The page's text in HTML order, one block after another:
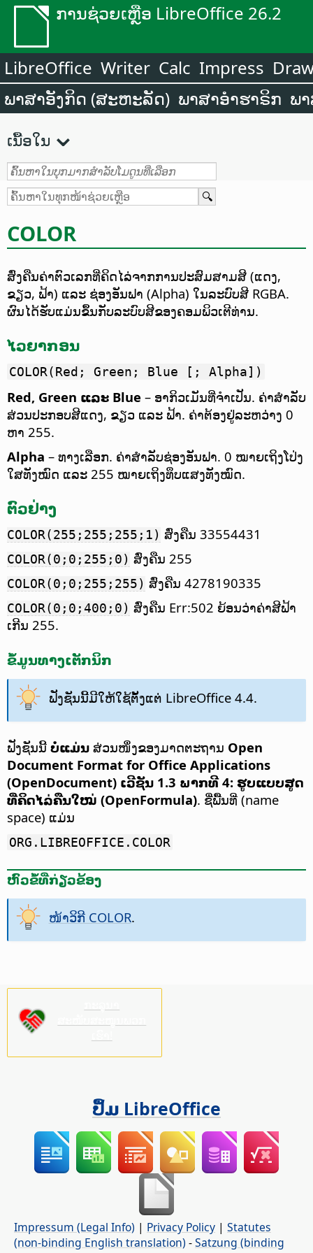
ການຊ່ວຍເຫຼືອ LibreOffice 26.2
LibreOffice Writer Calc Impress
ພາສາອັງກິດ (ສະຫະລັດ) ພາສາອຳຮາຣິກ ພ
ເນື້ອໃນ
COLOR
ສົ່ງຄືນຄ່າຕົວເລກທີ່ຄິດໄລ່ຈາກການປະສົມສາມສີ (ແດງ,
ຂຽວ, ຟ້າ) ແລະ ຊ່ອງອັນຟາ (Alpha) ໃນລະບົບສີ RGBA.
ຜົນໄດ້ຮັບແມ່ນຂຶ້ນກັບລະບົບສີຂອງຄອມພິວເຕີທ່ານ.
ໄວຍາກອນ
COLOR(Red; Green; Blue [; Alpha])
Red, Green ແລະ Blue – ອາກິວເມັນທີ່ຈຳເປັນ. ຄ່າສຳລັບ
ສ່ວນປະກອບສີແດງ, ຂຽວ ແລະ ຟ້າ. ຄ່າຕ້ອງຢູ່ລະຫວ່າງ 0
ຫາ 255.
Alpha – ທາງເລືອກ. ຄ່າສຳລັບຊ່ອງອັນຟາ. 0 ໝາຍເຖິງໂປ່ງ
ໃສທັງໝົດ ແລະ 255 ໝາຍເຖິງທຶບແສງທັງໝົດ.
ຕົວຢ່າງ
COLOR(255;255;255;1) ສົ່ງຄືນ 33554431
COLOR(0;0;255;0) ສົ່ງຄືນ 255
COLOR(0;0;255;255) ສົ່ງຄືນ 4278190335
COLOR(0;0;400;0) ສົ່ງຄືນ Err:502 ຍ້ອນວ່າຄ່າສີຟ້າ
ເກີນ 255.
ຂໍ້ມູນທາງເຕັກນິກ
ຟັງຊັນນີ້ມີໃຫ້ໃຊ້ຕັ້ງແຕ່ LibreOffice 4.4.
ຟັງຊັນນີ້ ບໍ່ແມ່ນ ສ່ວນໜຶ່ງຂອງມາດຕະຖານ Open
Document Format for Office Applications
(OpenDocument) ເວີຊັນ 1.3 ພາກທີ 4: ຮູບແບບສູດ
ທີ່ຄິດໄລ່ຄືນໃໝ່ (OpenFormula). ຊື່ພື້ນທີ່ (name
space) ແມ່ນ
ORG.LIBREOFFICE.COLOR
ຫົວຂໍ້ທີ່ກ່ຽວຂ້ອງ
ໜ້າວິກີ COLOR.
ປຶ້ມ LibreOffice
Impressum (Legal Info) | Privacy Policy | Statutes
(non-binding English translation) -Satzung (binding